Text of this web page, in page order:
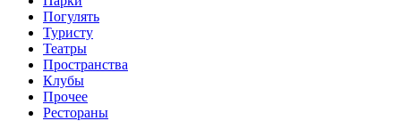
Погулять
Туристу
Театры
Пространства
Клубы
Прочее
Рестораны